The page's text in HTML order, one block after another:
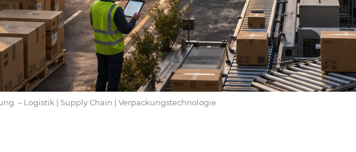
– Logistik | Supply Chain | Verpackungstechnologie